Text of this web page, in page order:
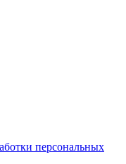
персональных